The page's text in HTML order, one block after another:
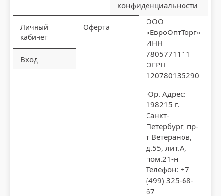
конфиденциальности
Личный
кабинет
Вход
Оферта
ООО
«ЕвроОптТорг»
ИНН
7805771111
ОГРН
120780135290
Юр. Адрес:
198215 г.
Санкт-
Петербург, пр-
т Ветеранов,
д.55, лит.А,
пом.21-н
Телефон: +7
(499) 325-68-
67